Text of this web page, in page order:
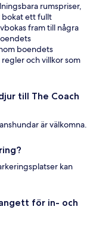
rumspriser,
bokat ett fullt
fram till några
boendets
och villkor som
till The Coach
är välkomna.
kan
för in- och